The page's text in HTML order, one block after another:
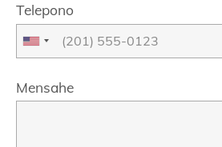
Telepono
Mensahe